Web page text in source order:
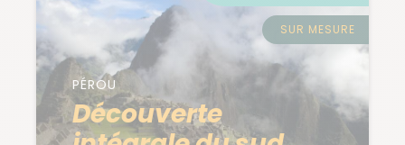
PÉROU
Découverte
SUR MESURE